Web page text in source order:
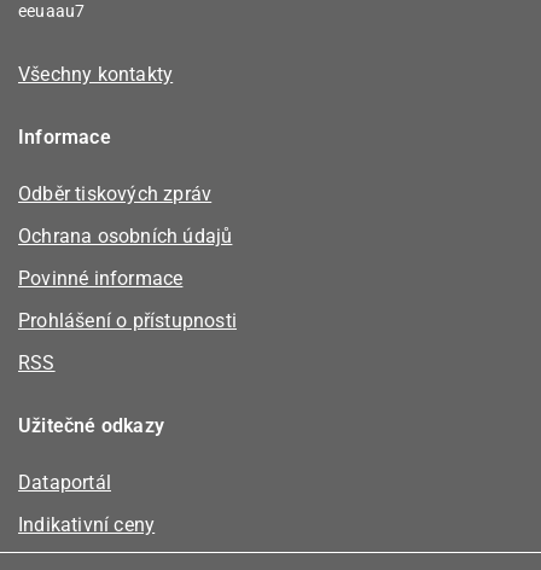
eeuaau7
Všechny kontakty
Informace
Odběr tiskových zpráv
Ochrana osobních údajů
Povinné informace
Prohlášení o přístupnosti
RSS
Užitečné odkazy
Dataportál
Indikativní ceny